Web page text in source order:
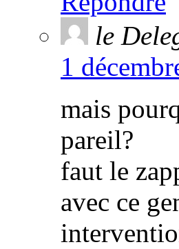
le
1
mais
pareil?
faut le
avec ce